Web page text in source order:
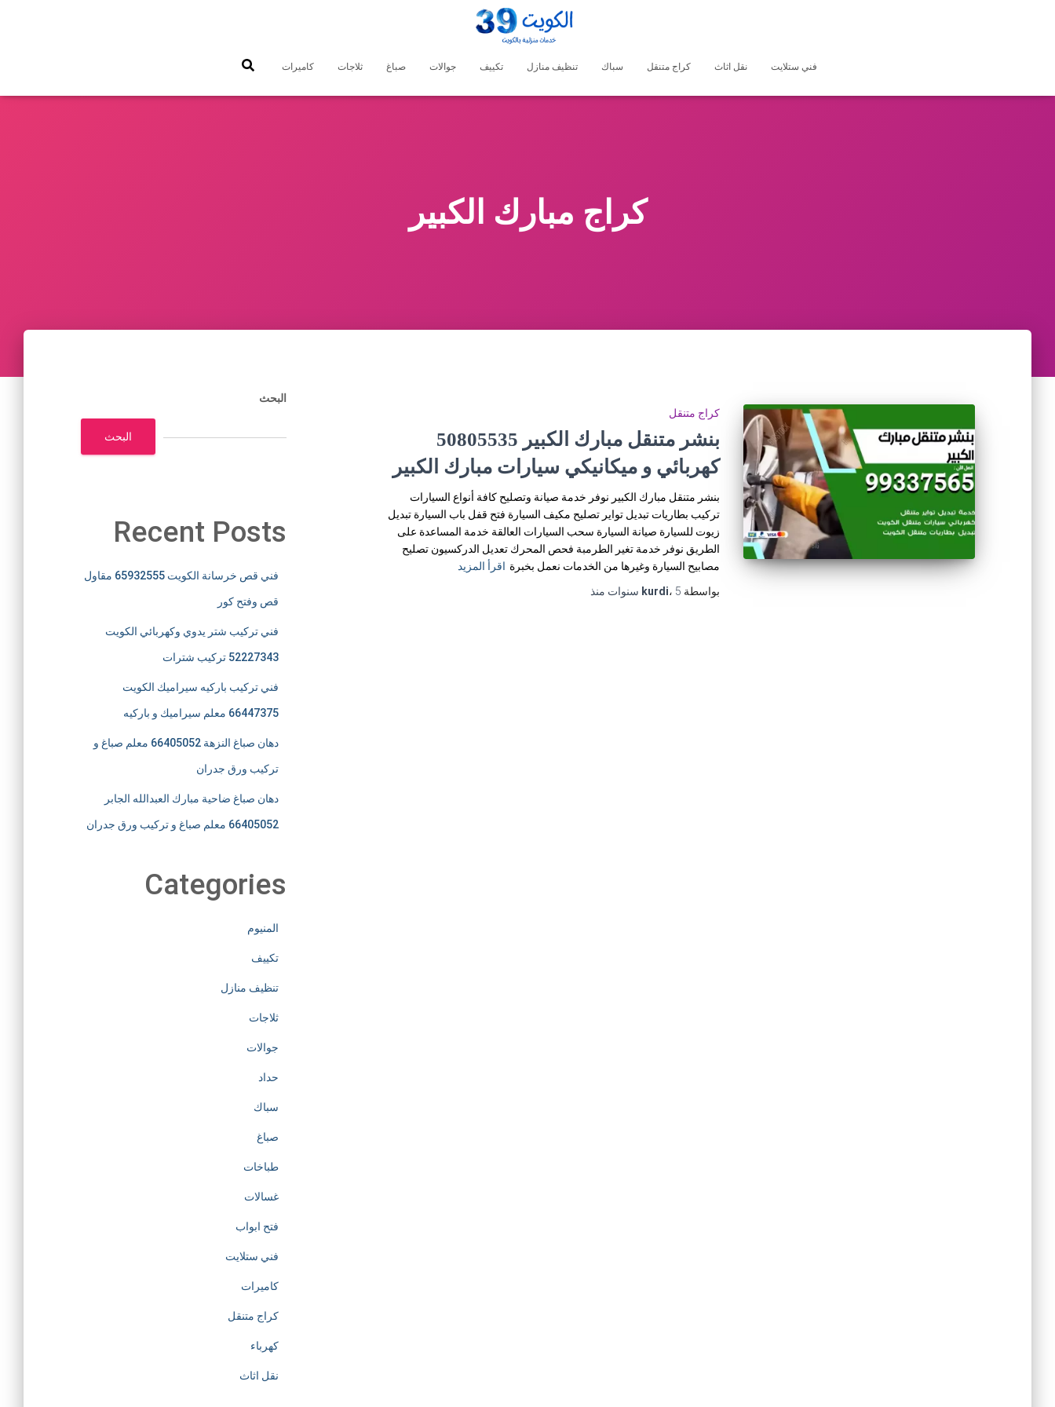
فني ستلايت نقل اثاث كراج متنقل سباك تنظيف منازل تكييف جوالات صباغ ثلاجات كاميرات
كراج مبارك الكبير
كراج متنقل
كهربائي و ميكانيكي سيارات مبارك الكبير
بنشر متنقل مبارك الكبير نوفر خدمة صيانة وتصليح كافة أنواع السيارات
تركيب بطاريات تبديل تواير تصليح مكيف السيارة فتح قفل باب السيارة تبديل
زيوت للسيارة صيانة السيارة سحب السيارات العالقة خدمة المساعدة على
الطريق نوفر خدمة تغير الطرمبة فحص المحرك تعديل الدركسيون تصليح
مصابيح السيارة وغيرها من الخدمات نعمل بخبرة اقرأ المزيد
بواسطة
kurdi، 5 سنوات منذ
البحث
البحث
Recent Posts
فني قص خرسانة الكويت 65932555 مقاول
قص وفتح كور
فني تركيب شتر يدوي وكهربائي الكويت
52227343 تركيب شترات
فني تركيب باركيه سيراميك الكويت
66447375 معلم سيراميك و باركيه
دهان صباغ النزهة 66405052 معلم صباغ و
تركيب ورق جدران
دهان صباغ ضاحية مبارك العبدالله الجابر
66405052 معلم صباغ و تركيب ورق جدران
Categories
المنيوم
تكييف
تنظيف منازل
ثلاجات
جوالات
حداد
سباك
صباغ
طباخات
غسالات
فتح ابواب
فني ستلايت
كاميرات
كراج متنقل
كهرباء
نقل اثاث